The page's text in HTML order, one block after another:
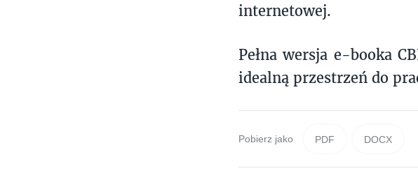
internetowej.
Pełna wersja e-booka
idealną przestrzeń do
Pobierz jako PDF DOCX